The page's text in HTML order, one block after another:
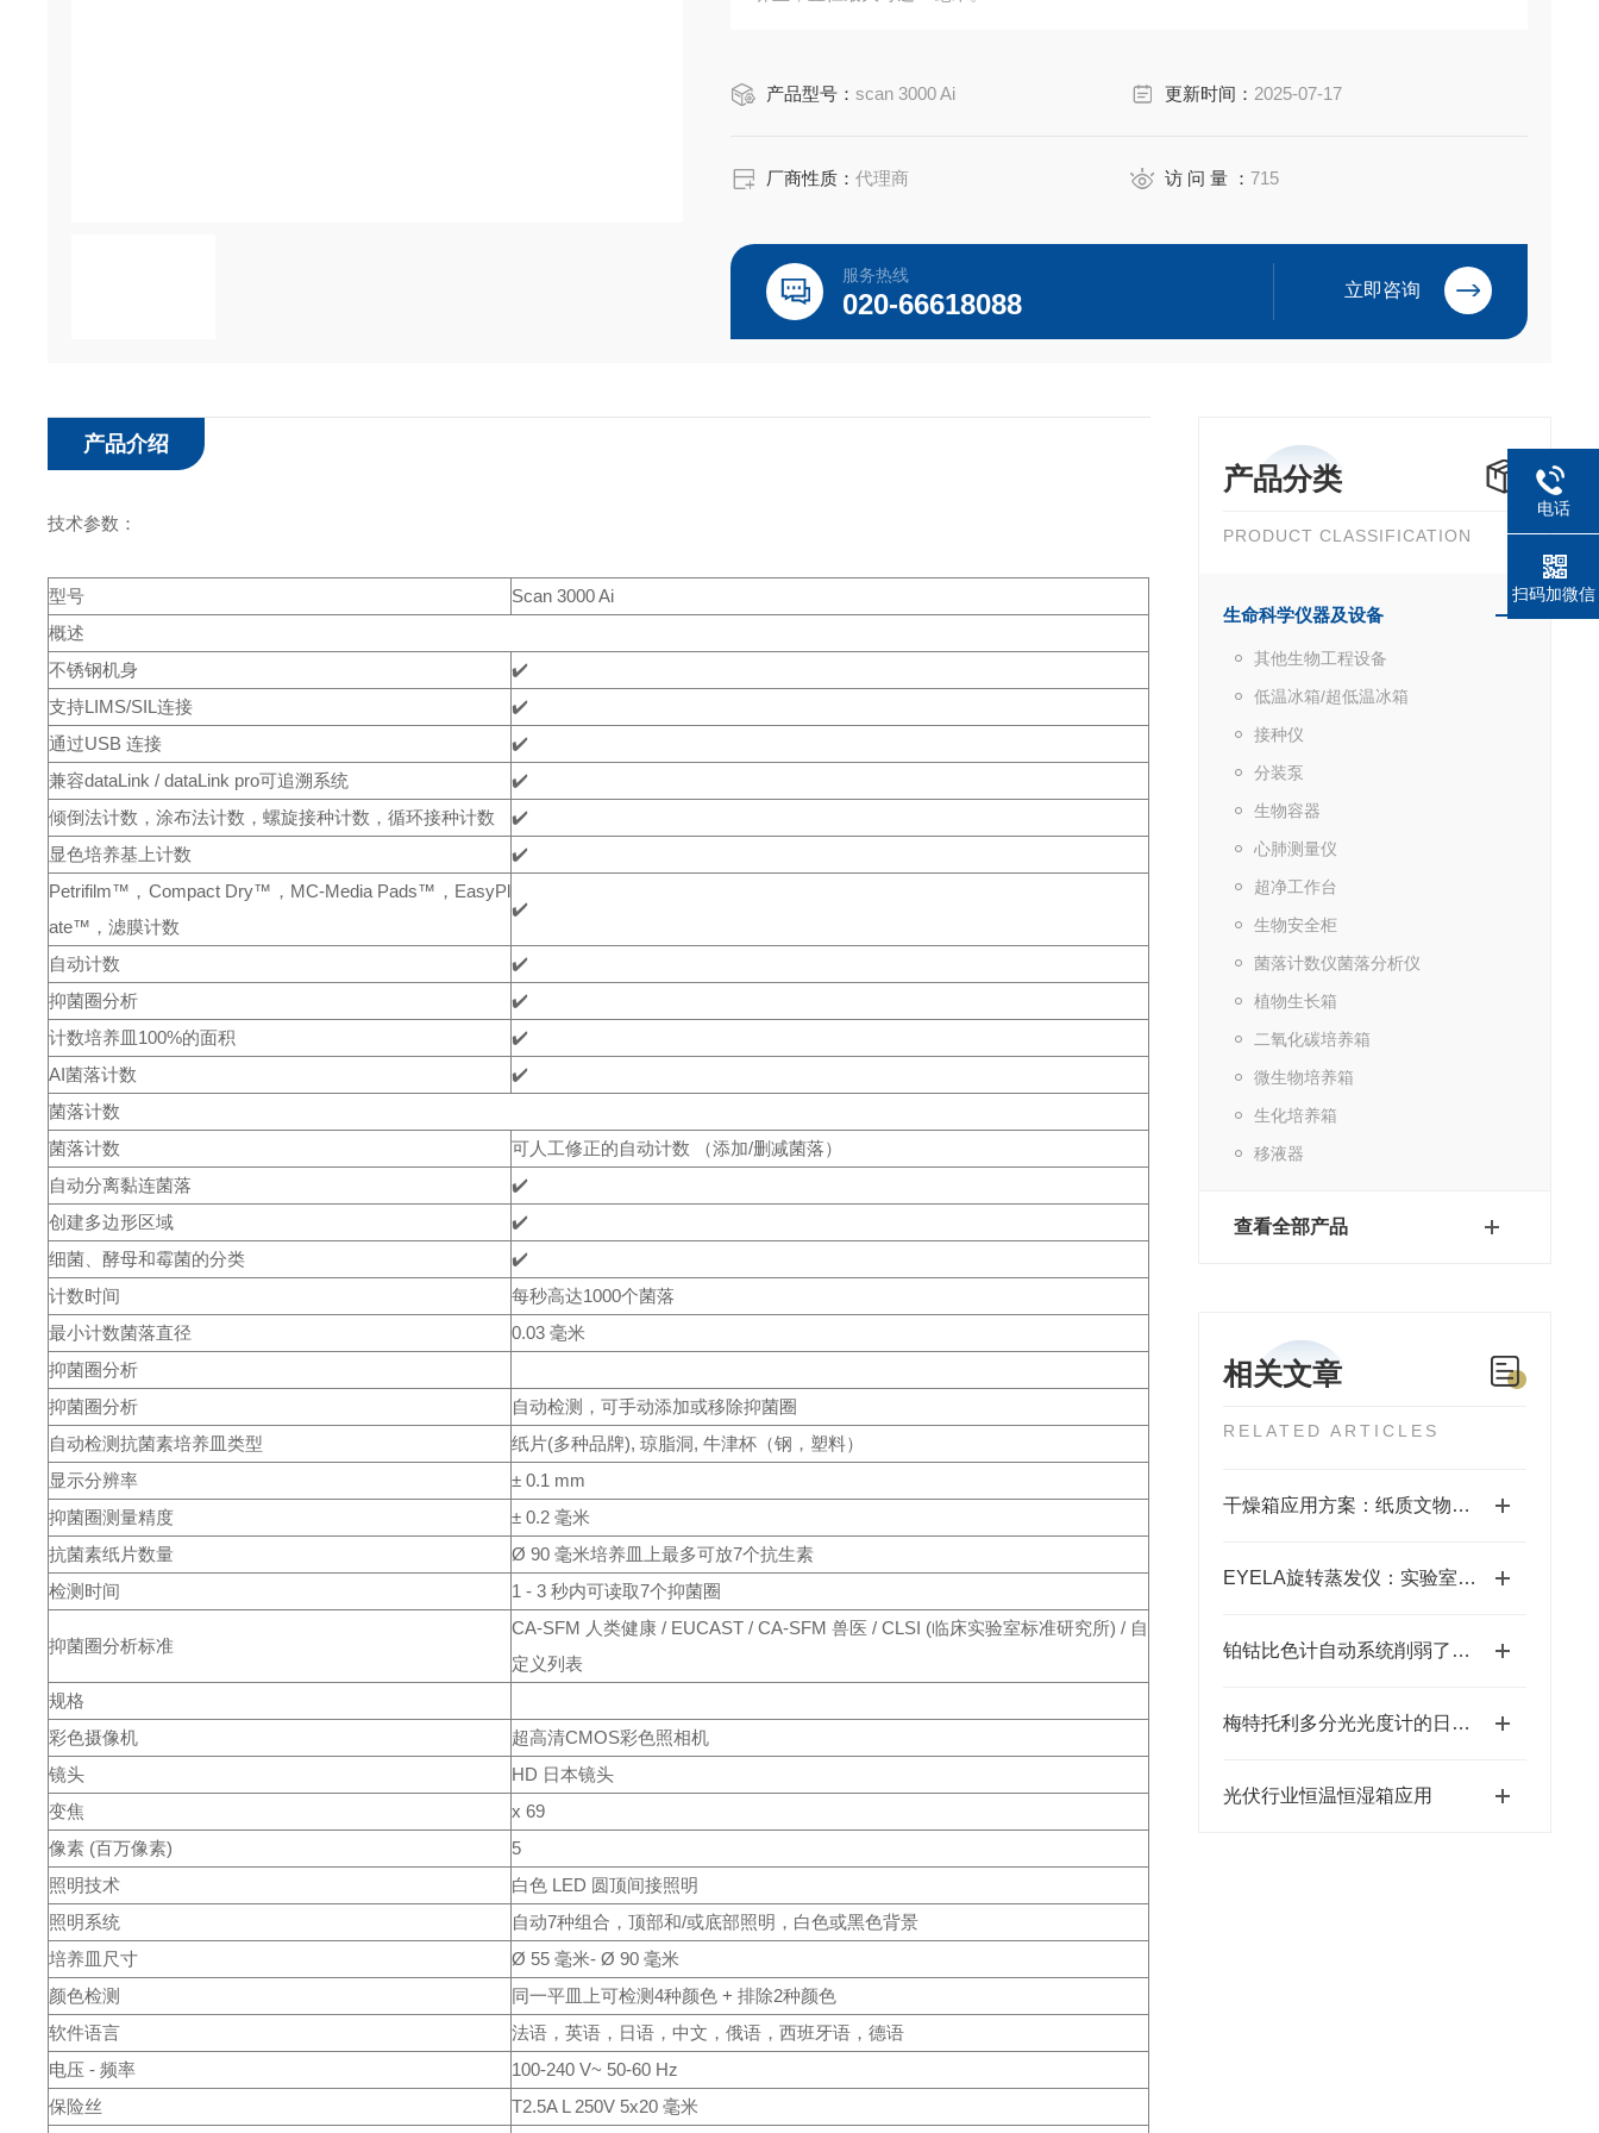
产品型号：scan 3000 Ai 更新时间： 2025-07-17
厂商性质：代理商 访 问 量 ： 715
服务热线
020-66618088 立即咨询
产品分类
PRODUCT CLASSIFICATION
生命科学仪器及设备
其他生物工程设备
低温冰箱/超低温冰箱
接种仪
分装泵
生物容器
心肺测量仪
超净工作台
生物安全柜
菌落计数仪菌落分析仪
植物生长箱
二氧化碳培养箱
微生物培养箱
生化培养箱
移液器
查看全部产品
相关文章
RELATED ARTICLES
干燥箱应用方案：纸质文物的修复与保护
EYELA旋转蒸发仪：实验室蒸馏的效率之选
铂钴比色计自动系统削弱了对颜色差异目视观测的依赖程度
梅特托利多分光光度计的日常维护介绍
光伏行业恒温恒湿箱应用
产品介绍
技术参数：
型号
Scan 3000 Ai
概述
不锈钢机身
✔️
支持LIMS/SIL连接
✔️
通过USB 连接
✔️
兼容dataLink / dataLink pro可追溯系统
✔️
倾倒法计数，涂布法计数，螺旋接种计数，循环接种计数
✔️
显色培养基上计数
✔️
Petrifilm™，Compact Dry™，MC-Media Pads™，EasyPl
ate™，滤膜计数
✔️
自动计数
✔️
抑菌圈分析
✔️
计数培养皿100%的面积
✔️
AI菌落计数
✔️
菌落计数
菌落计数
可人工修正的自动计数 （添加/删减菌落）
自动分离黏连菌落
✔️
创建多边形区域
✔️
细菌、酵母和霉菌的分类
✔️
计数时间
每秒高达1000个菌落
最小计数菌落直径
0.03 毫米
抑菌圈分析
抑菌圈分析
自动检测，可手动添加或移除抑菌圈
自动检测抗菌素培养皿类型
纸片(多种品牌), 琼脂洞, 牛津杯（钢，塑料）
显示分辨率
± 0.1 mm
抑菌圈测量精度
± 0.2 毫米
抗菌素纸片数量
Ø 90 毫米培养皿上最多可放7个抗生素
检测时间
1 - 3 秒内可读取7个抑菌圈
抑菌圈分析标准
CA-SFM 人类健康 / EUCAST / CA-SFM 兽医 / CLSI (临床实验室标准研究所) / 自
定义列表
规格
彩色摄像机
超高清CMOS彩色照相机
镜头
HD 日本镜头
变焦
x 69
像素 (百万像素)
5
照明技术
白色 LED 圆顶间接照明
照明系统
自动7种组合，顶部和/或底部照明，白色或黑色背景
培养皿尺寸
Ø 55 毫米- Ø 90 毫米
颜色检测
同一平皿上可检测4种颜色 + 排除2种颜色
软件语言
法语，英语，日语，中文，俄语，西班牙语，德语
电压 - 频率
100-240 V~ 50-60 Hz
保险丝
T2.5A L 250V 5x20 毫米
电话
扫码加微信